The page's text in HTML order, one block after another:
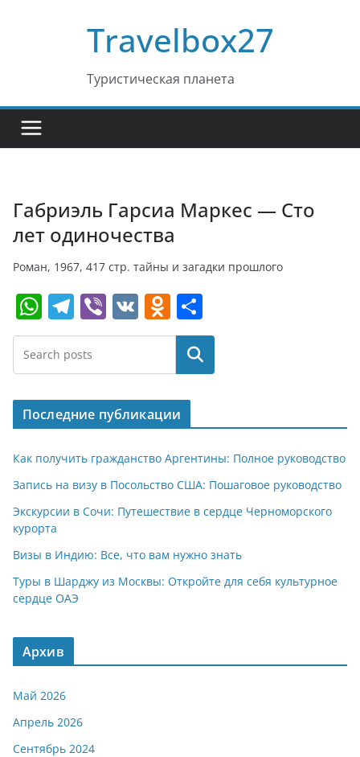
Travelbox27
Туристическая планета
Габриэль Гарсиа Маркес — Сто
лет одиночества
Роман, 1967, 417 стр. тайны и загадки прошлого
W
h
at
s
A
p
p
T
el
e
gr
a
m
Vi
b
V
K
O
d
o
kl
a
ss
ni
ki
т
п
р
в
и
т
ь
Поиск
Последние публикации
Как получить гражданство Аргентины: Полное руководство
Запись на визу в Посольство США: Пошаговое руководство
Экскурсии в Сочи: Путешествие в сердце Черноморского
курорта
Визы в Индию: Все, что вам нужно знать
Туры в Шарджу из Москвы: Откройте для себя культурное
сердце ОАЭ
Архив
Май 2026
Апрель 2026
Сентябрь 2024